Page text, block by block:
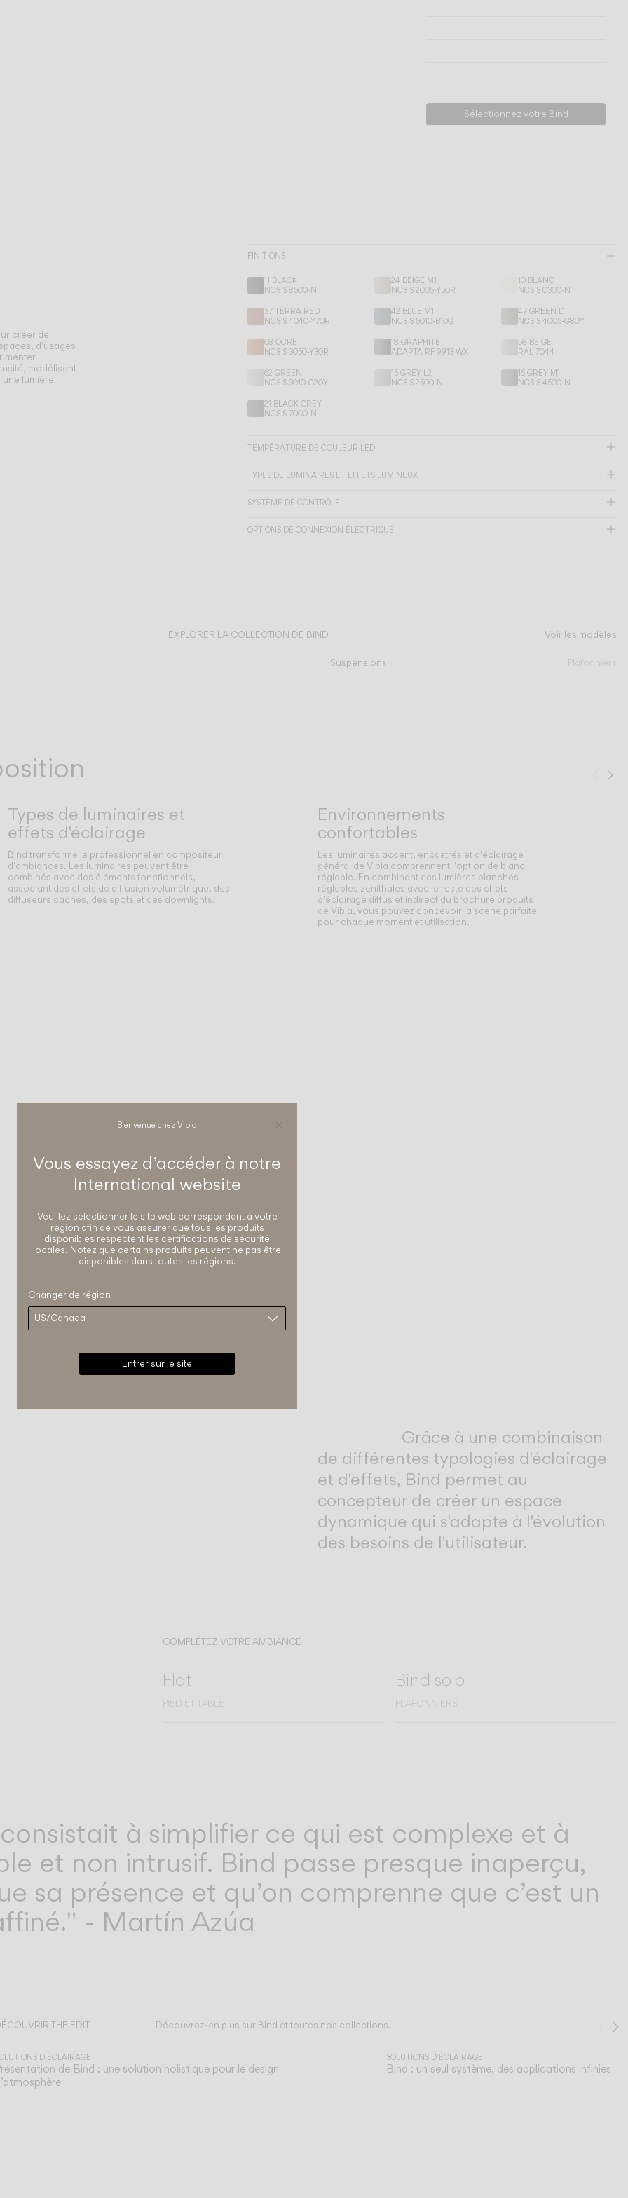
Sélectionnez votre Bind
créer de
d'usages
modélisant
lumière
FINITIONS
11 BLACK
NCS S 8500-N
24 BEIGE M1
NCS S 2005-Y50R
10 BLANC
NCS S 0300-N
37 TERRA RED
NCS S 4040-Y70R
42 BLUE M1
NCS S 5010-B10G
47 GREEN L1
NCS S 4005-G80Y
68 OCRE
NCS S 3050-Y30R
18 GRAPHITE
ADAPTA RF 9913 WX
58 BEIGE
RAL 7044
62 GREEN
NCS S 3010-G20Y
15 GREY L2
NCS S 2500-N
16 GREY M1
NCS S 4500-N
21 BLACK GREY
NCS S 7000-N
TEMPÉRATURE DE COULEUR LED
TYPES DE LUMINAIRES ET EFFETS LUMINEUX
SYSTÈME DE CONTRÔLE
OPTIONS DE CONNEXION ÉLECTRIQUE
EXPLORER LA COLLECTION DE BIND Voir les modèles
Suspensions Plafonniers
Types de luminaires et
effets d'éclairage
Bind transforme le professionnel en compositeur
d'ambiances. Les luminaires peuvent être
combinés avec des éléments fonctionnels,
associant des effets de diffusion volumétrique, des
diffuseurs cachés, des spots et des downlights.
Environnements
confortables
Les luminaires accent, encastrés et d'éclairage
général de Vibia comprennent l'option de blanc
réglable. En combinant ces lumières blanches
réglables zenithales avec le reste des effets
d'éclairage diffus et indirect du brochure produits
de Vibia, vous pouvez concevoir la scène parfaite
pour chaque moment et utilisation.
Grâce à une combinaison
de différentes typologies d'éclairage
et d'effets, Bind permet au
concepteur de créer un espace
dynamique qui s'adapte à l'évolution
des besoins de l'utilisateur.
COMPLÉTEZ VOTRE AMBIANCE
Flat
PIED ET TABLE
Bind solo
PLAFONNIERS
à simplifier ce qui est complexe et à
et non intrusif. Bind passe presque inaperçu,
sa présence et qu’on comprenne que c’est un
- Martín Azúa
THE EDIT Découvrez-en plus sur Bind et toutes nos collections.
lire
D'ÉCLAIRAGE
de Bind : une solution holistique pour le design
SOLUTIONS D'ÉCLAIRAGE
Bind : un seul système, des applications infinies
Bienvenue chez Vibia
Vous essayez d’accéder à notre
International website
Veuillez sélectionner le site web correspondant à votre
région afin de vous assurer que tous les produits
disponibles respectent les certifications de sécurité
locales. Notez que certains produits peuvent ne pas être
disponibles dans toutes les régions.
Changer de région
Entrer sur le site